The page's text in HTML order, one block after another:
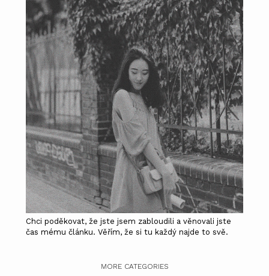
Chci poděkovat, že jste jsem zabloudili a věnovali jste
čas mému článku. Věřím, že si tu každý najde to svě.
MORE CATEGORIES